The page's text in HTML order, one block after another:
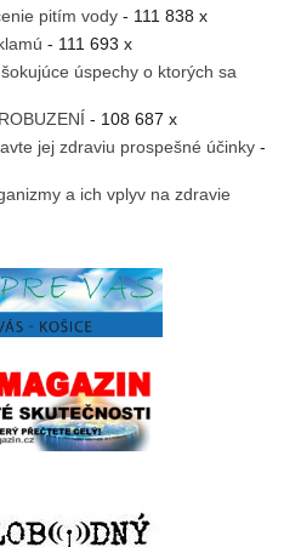
pitím vody - 111 838 x
- 111 693 x
úspechy o ktorých sa
- 108 687 x
jej zdraviu prospešné účinky -
a ich vplyv na zdravie